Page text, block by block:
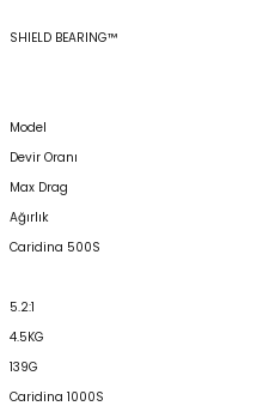
SHIELD BEARING™
Model
Devir Oranı
Max Drag
Ağırlık
Caridina 500S
5.2:1
4.5KG
139G
Caridina 1000S